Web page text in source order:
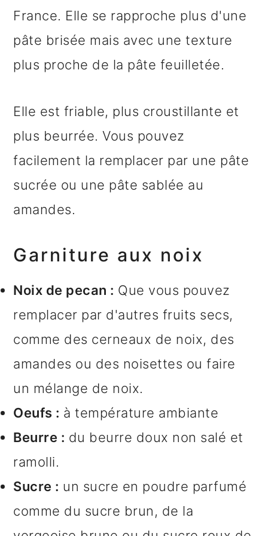
France. Elle se rapproche plus d'une
pâte brisée mais avec une texture
plus proche de la pâte feuilletée.
Elle est friable, plus croustillante et
plus beurrée. Vous pouvez
facilement la remplacer par une pâte
sucrée ou une pâte sablée au
amandes.
Garniture aux noix
Noix de pecan : Que vous pouvez
remplacer par d'autres fruits secs,
comme des cerneaux de noix, des
amandes ou des noisettes ou faire
un mélange de noix.
Oeufs : à température ambiante
Beurre : du beurre doux non salé et
ramolli.
Sucre : un sucre en poudre parfumé
comme du sucre brun, de la